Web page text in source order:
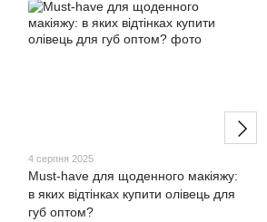
4 серпня 2025
Must-have для щоденного макіяжу:
в яких відтінках купити олівець для
губ оптом?